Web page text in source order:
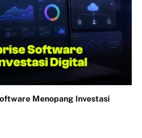
Menopang Investasi